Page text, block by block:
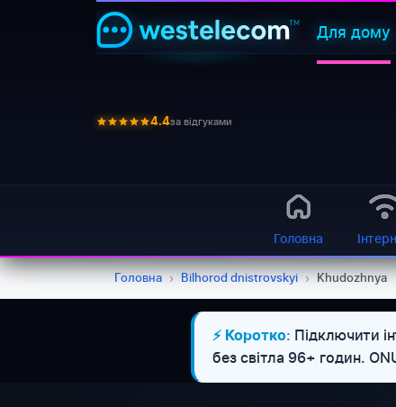
Для дому
4.4за відгуками
Головна
Головна › Bilhorod dnistrovskyi › Khudozhnya
⚡ Коротко: Підключити
без світла 96+ годин.